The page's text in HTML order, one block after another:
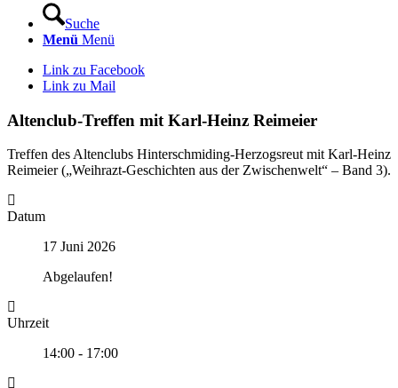
Suche
Menü Menü
Link zu Facebook
Link zu Mail
Altenclub-Treffen mit Karl-Heinz Reimeier
Treffen des Altenclubs Hinterschmiding-Herzogsreut mit Karl-Heinz
Reimeier („Weihrazt-Geschichten aus der Zwischenwelt“ – Band 3).
Datum
17 Juni 2026
Abgelaufen!
Uhrzeit
14:00 - 17:00